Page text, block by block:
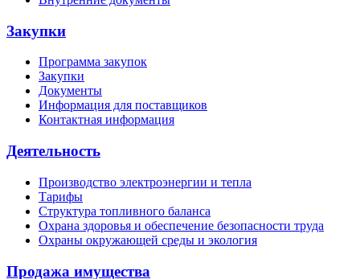
Закупки
Программа закупок
Закупки
Документы
Информация для поставщиков
Контактная информация
Деятельность
Производство электроэнергии и тепла
Тарифы
Структура топливного баланса
Охрана здоровья и обеспечение безопасности труда
Охраны окружающей среды и экология
Продажа имущества